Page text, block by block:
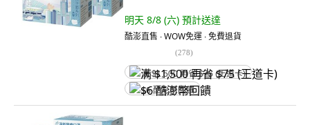
明天 8/8 (六) 預計送達
酷澎直售 ∙ WOW免運 ∙ 免費退貨
(278)
满 $1,500 再省 $75 (王道卡)
$6 酷澎幣回饋